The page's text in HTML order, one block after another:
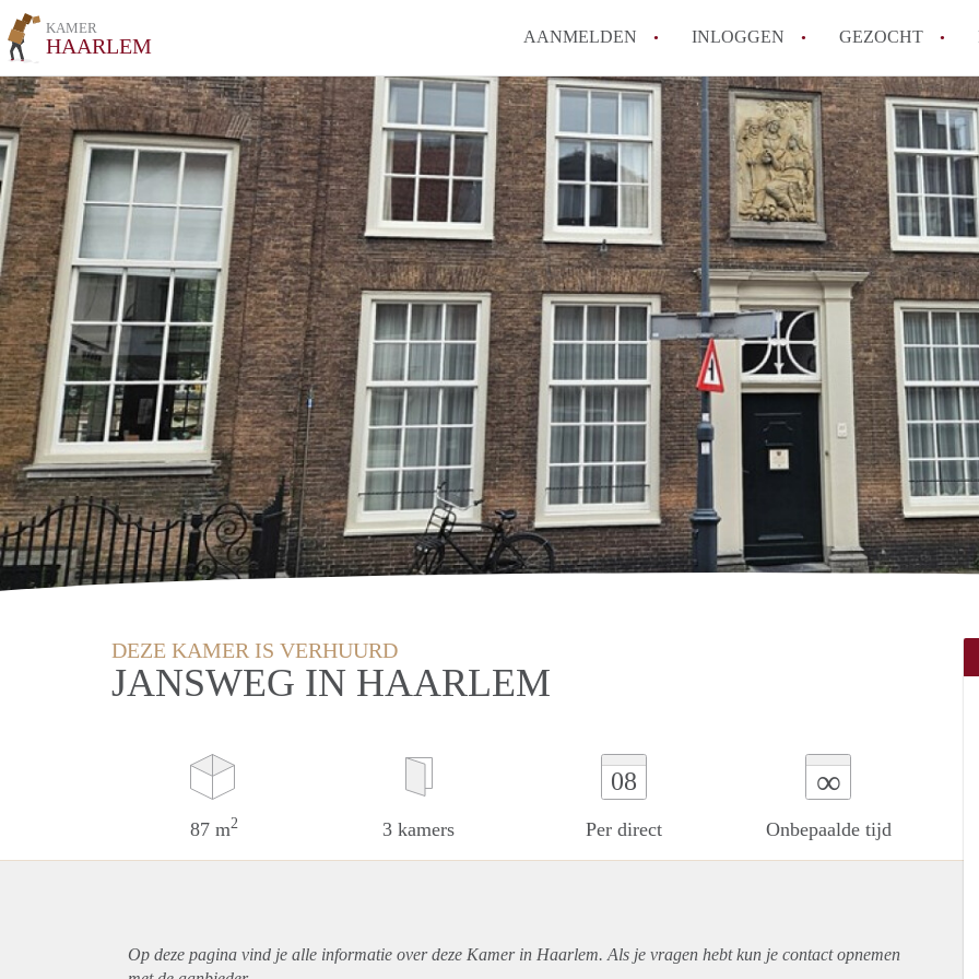
KAMER
HAARLEM AANMELDEN INLOGGEN GEZOCHT
How to translate
Wat is KamerHaarlem?
Wat is de privacyverklaring
Berekent KamerHaarlem
Is KamerHaarlem
Haarlem?
Alle veelgestelde vragen
DEZE KAMER IS VERHUURD
JANSWEG IN HAARLEM
87 m2 3 kamers
08
Per direct
∞
Onbepaalde tijd
Op deze pagina vind je alle informatie over deze Kamer in Haarlem. Als je vragen hebt kun je contact opnemen